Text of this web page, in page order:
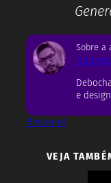
Sobre a
e
Besteirol
VEJA